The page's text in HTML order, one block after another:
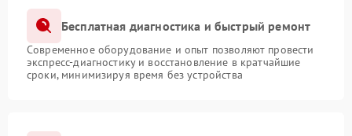
Бесплатная диагностика и быстрый ремонт
Современное оборудование и опыт позволяют провести
экспресс-диагностику и восстановление в кратчайшие
сроки, минимизируя время без устройства